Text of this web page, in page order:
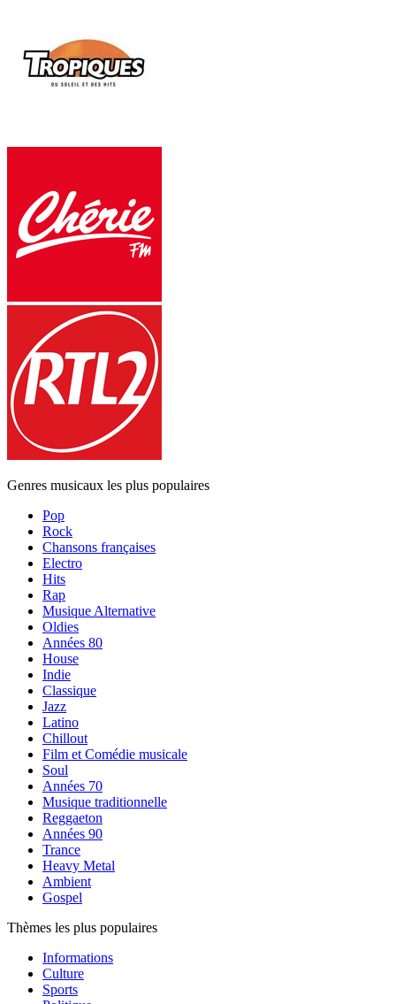
Genres musicaux les plus populaires
Pop
Rock
Chansons françaises
Electro
Hits
Rap
Musique Alternative
Oldies
Années 80
House
Indie
Classique
Jazz
Latino
Chillout
Film et Comédie musicale
Soul
Années 70
Musique traditionnelle
Reggaeton
Années 90
Trance
Heavy Metal
Ambient
Gospel
Thèmes les plus populaires
Informations
Culture
Sports